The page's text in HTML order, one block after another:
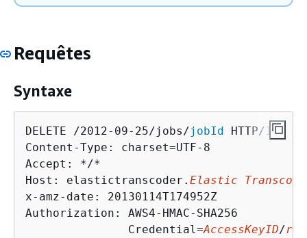
Requêtes
Syntaxe
DELETE /2012-09-25/jobs/jobId HTTP/1.1
Content-Type: charset=UTF-8
Accept: */*
Host: elastictranscoder. Elastic
x-amz-date: 20130114T174952Z
Authorization: AWS4-HMAC-SHA256
               Credential=
AccessKeyID/